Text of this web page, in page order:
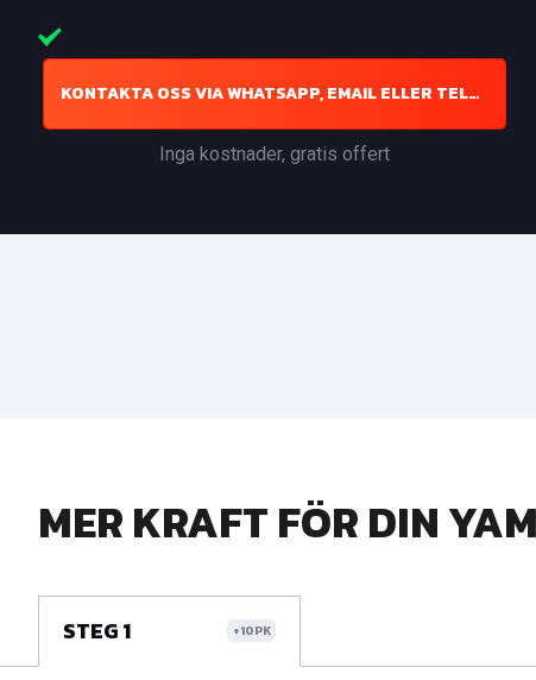
KONTAKTA OSS VIA WHATSAPP, EMAIL ELLER TELEFON
Inga kostnader, gratis offert
MER KRAFT FÖR DIN
STEG 1 +10PK